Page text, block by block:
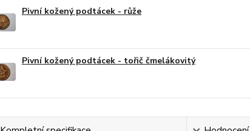
Pivní kožený podtácek - růže
Pivní kožený podtácek - tořič čmelákovitý